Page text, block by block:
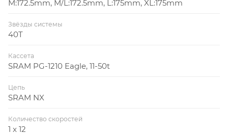
M:172.5mm, M/L:172.5mm, L:175mm, XL:175mm
Звёзды системы
40T
Кассета
SRAM PG-1210 Eagle, 11-50t
Цепь
SRAM NX
Количество скоростей
1 x 12